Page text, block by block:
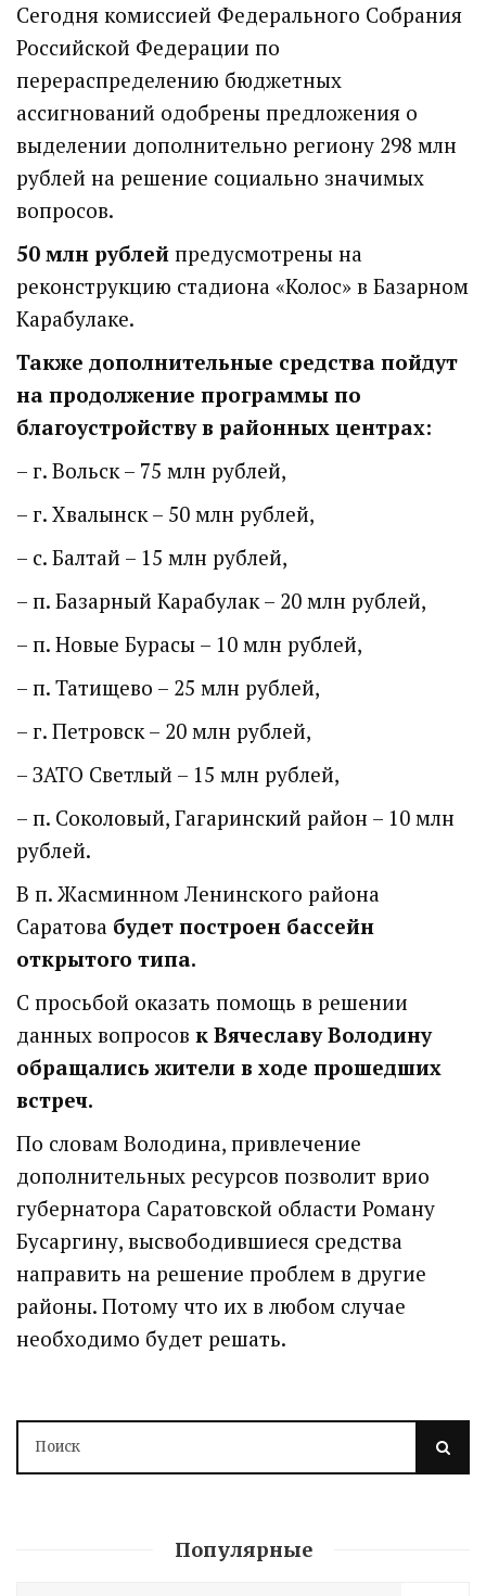
Сегодня комиссией Федерального Собрания
Российской Федерации по
перераспределению бюджетных
ассигнований одобрены предложения о
выделении дополнительно региону 298 млн
рублей на решение социально значимых
вопросов.
50 млн рублей предусмотрены на
реконструкцию стадиона «Колос» в Базарном
Карабулаке.
Также дополнительные средства пойдут
на продолжение программы по
благоустройству в районных центрах:
– г. Вольск – 75 млн рублей,
– г. Хвалынск – 50 млн рублей,
– с. Балтай – 15 млн рублей,
– п. Базарный Карабулак – 20 млн рублей,
– п. Новые Бурасы – 10 млн рублей,
– п. Татищево – 25 млн рублей,
– г. Петровск – 20 млн рублей,
– ЗАТО Светлый – 15 млн рублей,
– п. Соколовый, Гагаринский район – 10 млн
рублей.
В п. Жасминном Ленинского района
Саратова будет построен бассейн
открытого типа.
С просьбой оказать помощь в решении
данных вопросов к Вячеславу Володину
обращались жители в ходе прошедших
встреч.
По словам Володина, привлечение
дополнительных ресурсов позволит врио
губернатора Саратовской области Роману
Бусаргину, высвободившиеся средства
направить на решение проблем в другие
районы. Потому что их в любом случае
необходимо будет решать.
Популярные
Володин о СПАСЕНИИ
здания колледжа
им. Яблочкова СГУ